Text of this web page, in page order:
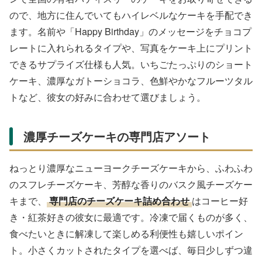
ので、地方に住んでいてもハイレベルなケーキを手配でき
ます。名前や「Happy Birthday」のメッセージをチョコプ
レートに入れられるタイプや、写真をケーキ上にプリント
できるサプライズ仕様も人気。いちごたっぷりのショート
ケーキ、濃厚なガトーショコラ、色鮮やかなフルーツタル
トなど、彼女の好みに合わせて選びましょう。
濃厚チーズケーキの専門店アソート
ねっとり濃厚なニューヨークチーズケーキから、ふわふわ
のスフレチーズケーキ、芳醇な香りのバスク風チーズケー
キまで、
専門店のチーズケーキ詰め合わせ はコーヒー好
き・紅茶好きの彼女に最適です。冷凍で届くものが多く、
食べたいときに解凍して楽しめる利便性も嬉しいポイン
ト。小さくカットされたタイプを選べば、毎日少しずつ違